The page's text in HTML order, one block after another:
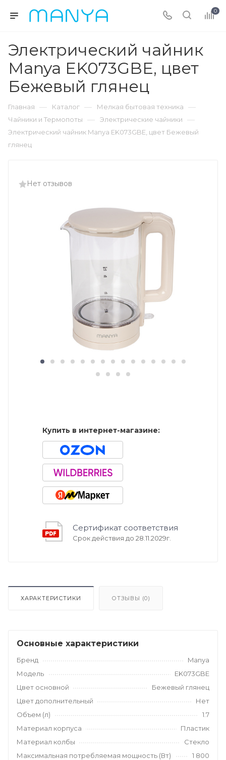
0
Электрический чайник
Manya EK073GBE, цвет
Бежевый глянец
Главная — Каталог — Мелкая бытовая техника —
Чайники и Термопоты — Электрические чайники —
Электрический чайник Manya EK073GBE, цвет Бежевый
глянец
Нет отзывов
Купить в интернет-магазине:
Сертификат соответствия
Срок действия до 28.11.2029г.
ХАРАКТЕРИСТИКИ ОТЗЫВЫ (0)
Основные характеристики
Бренд
Manya
Модель
EK073GBE
Цвет основной
Бежевый глянец
Цвет дополнительный
Нет
Объем (л)
1.7
Материал корпуса
Пластик
Материал колбы
Стекло
Максимальная потребляемая мощность (Вт)
1 800